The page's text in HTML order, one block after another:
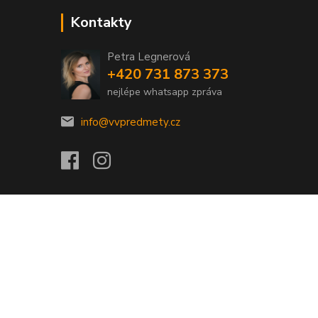
Kontakty
Petra Legnerová
+420 731 873 373
nejlépe whatsapp zpráva
info@vvpredmety.cz